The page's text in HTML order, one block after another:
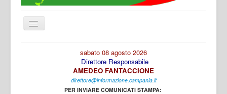
Cambia
navigazione
sabato 08 agosto 2026
Direttore Responsabile
AMEDEO FANTACCIONE
direttore@informazione.campania.it
PER INVIARE COMUNICATI STAMPA: